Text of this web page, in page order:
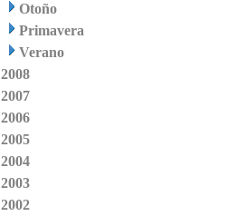
Otoño
Primavera
Verano
2008
2007
2006
2005
2004
2003
2002